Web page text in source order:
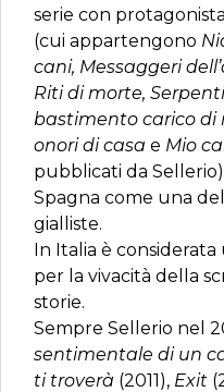
serie con
(cui appartengono
cani, Messaggeri
Riti di morte,
bastimento carico di
onori di casa e Mio
pubblicati da
Spagna come una
gialliste.
In Italia è
per la vivacità della
storie.
Sempre Sellerio nel
sentimentale di un
ti troverà (2011), Exit